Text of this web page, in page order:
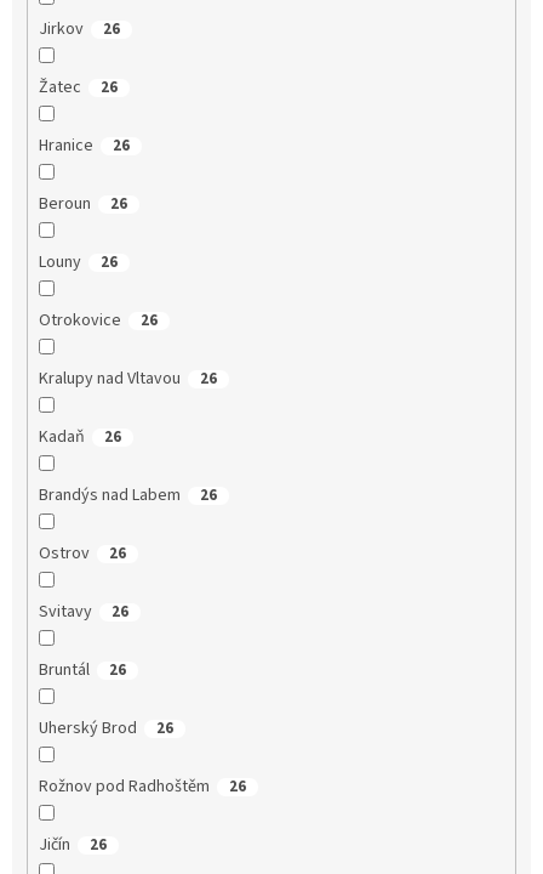
Jirkov 26
Žatec 26
Hranice 26
Beroun 26
Louny 26
Otrokovice 26
Kralupy nad Vltavou 26
Kadaň 26
Brandýs nad Labem 26
Ostrov 26
Svitavy 26
Bruntál 26
Uherský Brod 26
Rožnov pod Radhoštěm 26
Jičín 26